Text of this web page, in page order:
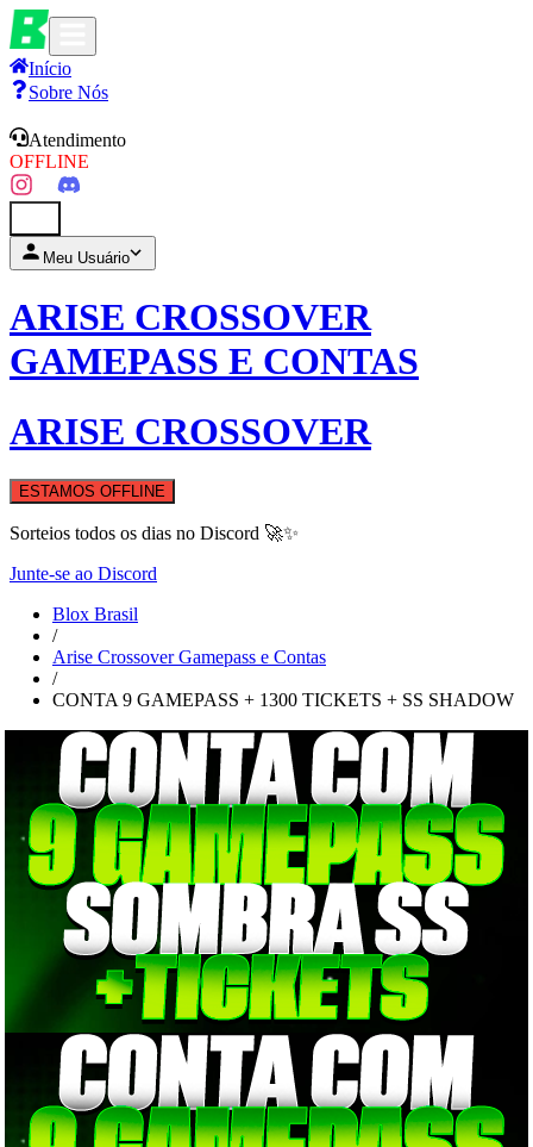
Início
Sobre Nós
Atendimento
OFFLINE
Meu Usuário
ARISE CROSSOVER
GAMEPASS E CONTAS
ARISE CROSSOVER
ESTAMOS OFFLINE
Sorteios todos os dias no Discord 🚀✨
Junte-se ao Discord
Blox Brasil
/
Arise Crossover Gamepass e Contas
/
CONTA 9 GAMEPASS + 1300 TICKETS + SS SHADOW